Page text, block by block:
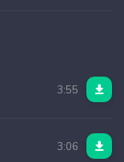
3:55
3:06